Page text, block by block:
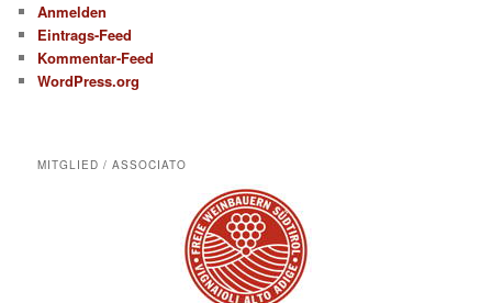
Anmelden
Eintrags-Feed
Kommentar-Feed
WordPress.org
MITGLIED / ASSOCIATO